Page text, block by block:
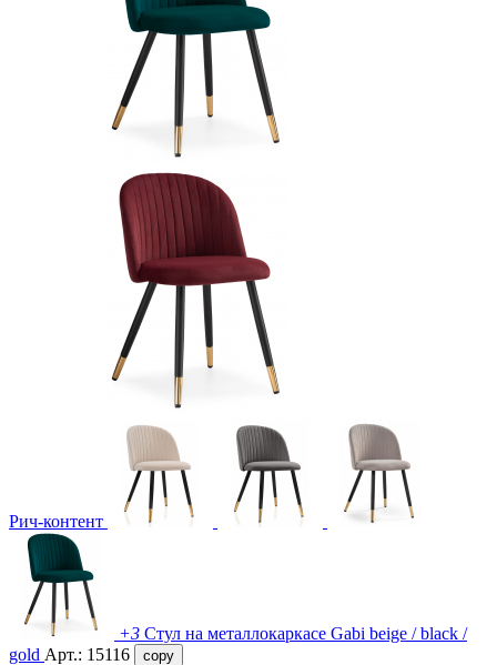
Рич-контент
+3 Стул на металлокаркасе Gabi beige / black /
gold Арт.: 15116 copy